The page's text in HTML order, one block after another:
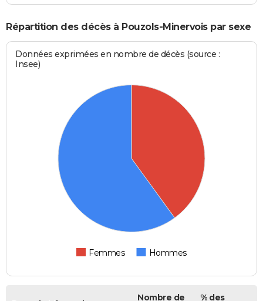
Répartition des décès à Pouzols-Minervois par sexe
Données exprimées en nombre de décès (source :
Insee)
Femmes Hommes
Nombre de
% des